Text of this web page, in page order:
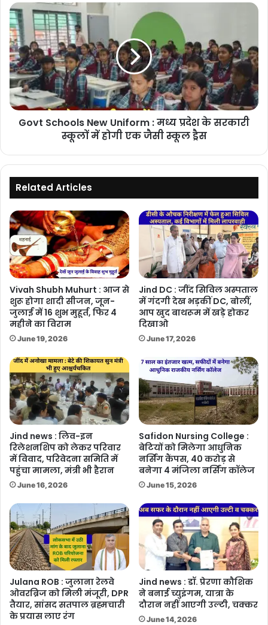
की
सौगात,
सर्वे
का
काम
होगा
शुरू
Govt
Schools
New
Uniform
:
मध्य
प्रदेश
के
सरकारी
स्कूलों
स्कूल
ड्रैस
Govt Schools New Uniform : मध्य प्रदेश के सरकारी
स्कूलों में होगी एक जैसी स्कूल ड्रैस
Related Articles
Vivah Shubh Muhurt : आज से
शुरू होगा शादी सीजन, जून-
जुलाई में 16 शुभ मुहूर्त, फिर 4
महीने का विराम
June 19, 2026
Jind DC : जींद सिविल अस्पताल
में गंदगी देख भड़कीं DC, बोलीं,
आप खुद बाथरूम में खड़े होकर
दिखाओ
June 17, 2026
Jind news : लिव-इन
रिलेशनशिप को लेकर परिवार
में विवाद, परिवेदना समिति में
पहुंचा मामला, मंत्री भी हैरान
June 16, 2026
Safidon Nursing College :
बेटियों को मिलेगा आधुनिक
नर्सिंग कैंपस, 40 करोड़ से
बनेगा 4 मंजिला नर्सिंग कॉलेज
June 15, 2026
Julana ROB : जुलाना रेलवे
ओवरब्रिज को मिली मंजूरी, DPR
तैयार, सांसद सतपाल ब्रह्मचारी
के प्रयास लाए रंग
Jind news : डॉ. प्रेरणा कौशिक
ने बनाई च्युइंगम, यात्रा के
दौरान नहीं आएगी उल्टी, चक्कर
June 14, 2026